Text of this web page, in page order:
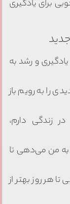
برای یادگیری
و رشد به
را به رویم باز
زندگی دارم،
به من می‌دهی تا
هر روز بهتر از